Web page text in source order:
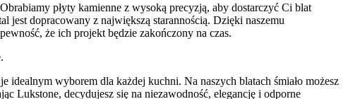
płyty kamienne z wysoką precyzją, aby dostarczyć Ci blat
jest dopracowany z największą starannością. Dzięki naszemu
że ich projekt będzie zakończony na czas.
idealnym wyborem dla każdej kuchni. Na naszych blatach śmiało możesz
Lukstone, decydujesz się na niezawodność, elegancję i odporne